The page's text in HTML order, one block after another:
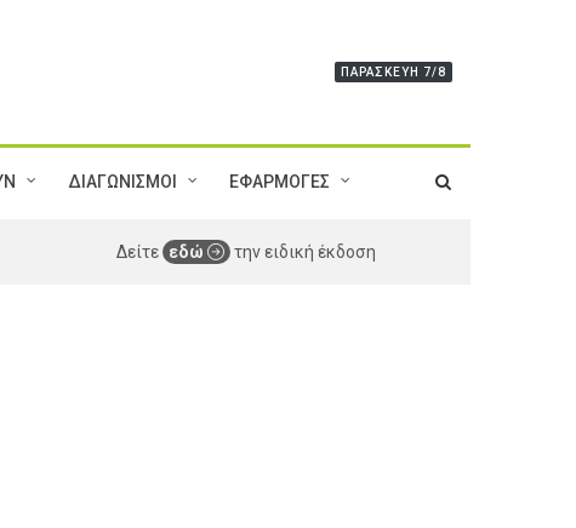
ΠΑΡΑΣΚΕΥΉ 7/8
ΔΙΑΓΩΝΙΣΜΟΙ ΕΦΑΡΜΟΓΕΣ
Δείτε εδώ την ειδική έκδοση